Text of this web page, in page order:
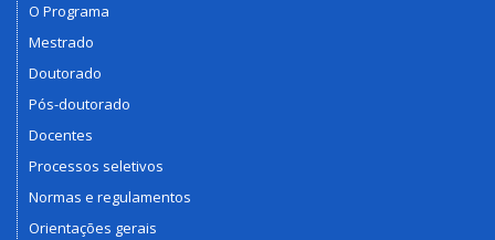
O Programa
Mestrado
Doutorado
Pós-doutorado
Docentes
Processos seletivos
Normas e regulamentos
Orientações gerais